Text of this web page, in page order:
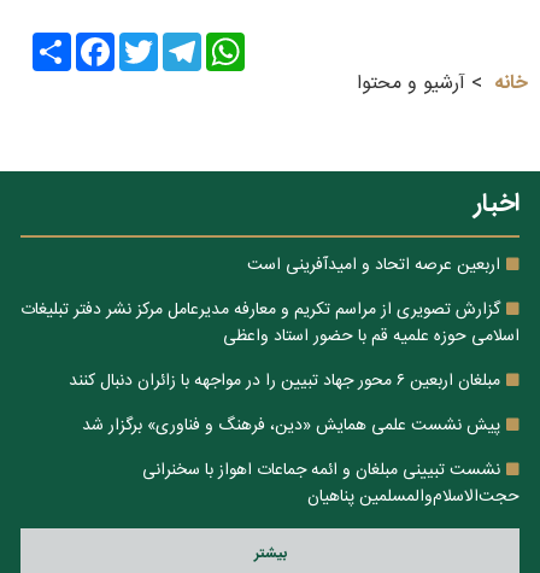
Share
FacebookTwitter
Telegram
WhatsApp
خانه
آرشیو و محتوا
اخبار
اربعین عرصه اتحاد و امیدآفرینی است
گزارش تصویری از مراسم تکریم و معارفه مدیرعامل مرکز نشر دفتر تبلیغات
اسلامی حوزه علمیه قم با حضور استاد واعظی
مبلغان اربعین ۶ محور جهاد تبیین را در مواجهه با زائران دنبال کنند
پیش نشست علمی همایش «دین، فرهنگ و فناوری» برگزار شد
نشست تبیینی مبلغان و ائمه جماعات اهواز با سخنرانی
حجت‌الاسلام‌والمسلمین پناهیان
بيشتر